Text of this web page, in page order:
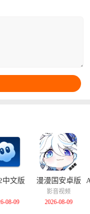
中文版
08-09
漫漫国安卓版
影音视频
2026-08-09